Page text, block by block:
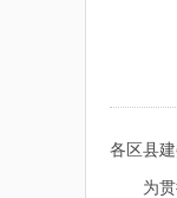
各区县
为贯彻